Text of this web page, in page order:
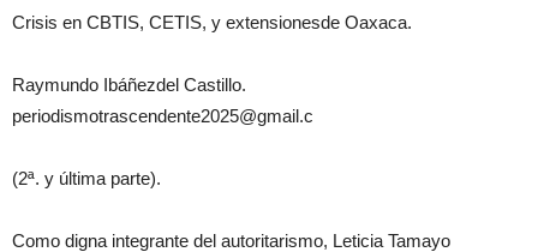
Crisis en CBTIS, CETIS, y extensionesde Oaxaca.
Raymundo Ibáñezdel Castillo.
periodismotrascendente2025@gmail.c
(2ª. y última parte).
Como digna integrante del autoritarismo, Leticia Tamayo